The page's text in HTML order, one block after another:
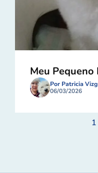
Meu
Por Patricia
06/03/2026
1